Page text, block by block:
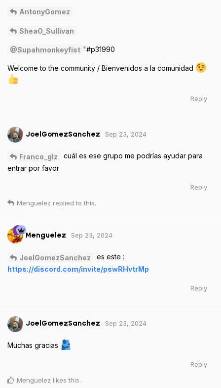
AntonyGomez
SheaO_Sullivan
@Supahmonkeyfist "#p31990
Welcome to the community / Bienvenidos a la comunidad
Reply
JoelGomezSanchez Sep 23, 2024
Franco_glz
cuál es ese grupo me podrías ayudar para
entrar por favor
Reply
Menguelez replied to this.
Menguelez Sep 23, 2024
JoelGomezSanchez
es este :
https://discord.com/invite/pswRHvtrMp
Reply
JoelGomezSanchez Sep 23, 2024
Muchas gracias
Reply
Menguelez likes this.